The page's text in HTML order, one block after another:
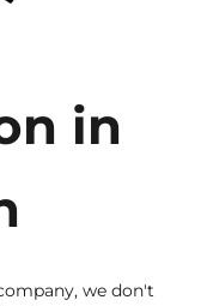
in
we don't